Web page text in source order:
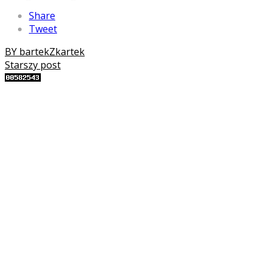
Share
Tweet
BY bartekZkartek
Starszy post